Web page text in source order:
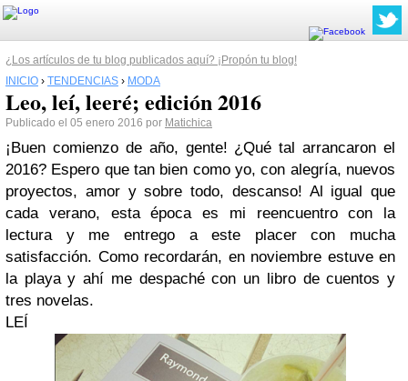
¿Los artículos de tu blog publicados aquí? ¡Propón tu blog!
INICIO › TENDENCIAS › MODA
Leo, leí, leeré; edición 2016
Publicado el 05 enero 2016 por Matichica
¡Buen comienzo de año, gente! ¿Qué tal arrancaron el
2016? Espero que tan bien como yo, con alegría, nuevos
proyectos, amor y sobre todo, descanso! Al igual que
cada verano, esta época es mi reencuentro con la
lectura y me entrego a este placer con mucha
satisfacción. Como recordarán, en noviembre estuve en
la playa y ahí me despaché con un libro de cuentos y
tres novelas.
LEÍ